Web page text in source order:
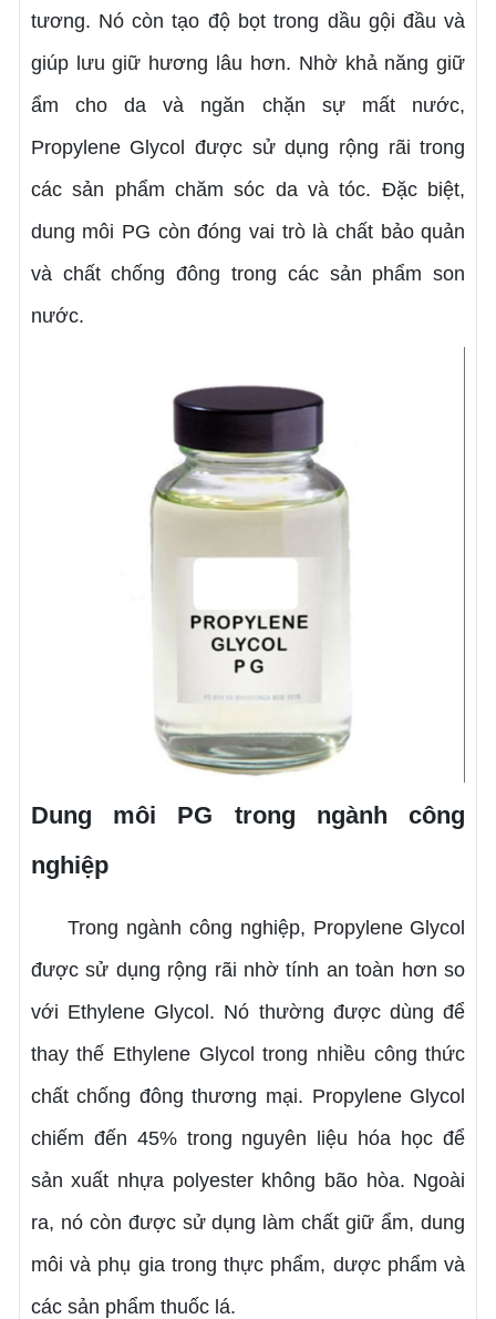
tương. Nó còn tạo độ bọt trong dầu gội đầu và
giúp lưu giữ hương lâu hơn. Nhờ khả năng giữ
ẩm cho da và ngăn chặn sự mất nước,
Propylene Glycol được sử dụng rộng rãi trong
các sản phẩm chăm sóc da và tóc. Đặc biệt,
dung môi PG còn đóng vai trò là chất bảo quản
và chất chống đông trong các sản phẩm son
nước.
Dung môi PG trong ngành công
nghiệp
Trong ngành công nghiệp, Propylene Glycol
được sử dụng rộng rãi nhờ tính an toàn hơn so
với Ethylene Glycol. Nó thường được dùng để
thay thế Ethylene Glycol trong nhiều công thức
chất chống đông thương mại. Propylene Glycol
chiếm đến 45% trong nguyên liệu hóa học để
sản xuất nhựa polyester không bão hòa. Ngoài
ra, nó còn được sử dụng làm chất giữ ẩm, dung
môi và phụ gia trong thực phẩm, dược phẩm và
các sản phẩm thuốc lá.